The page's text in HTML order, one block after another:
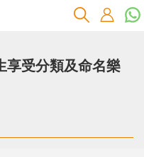
享受分類及命名樂